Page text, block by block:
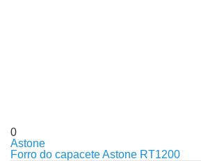
0
Astone
Forro do capacete Astone RT1200